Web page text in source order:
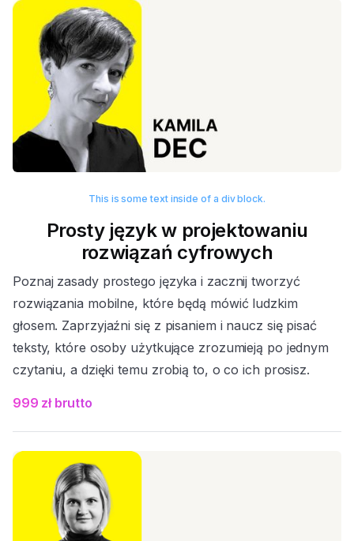
Prosty język w projektowaniu
rozwiązań cyfrowych
Poznaj zasady prostego języka i zacznij tworzyć
rozwiązania mobilne, które będą mówić ludzkim
głosem. Zaprzyjaźni się z pisaniem i naucz się pisać
teksty, które osoby użytkujące zrozumieją po jednym
czytaniu, a dzięki temu zrobią to, o co ich prosisz.
This is some text inside of a div block.
999 zł brutto